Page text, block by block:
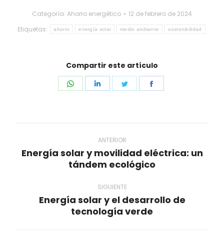
Categoría: Ahorro energético
12 de febrero de 2024
Etiquetas:
ahorro energía solar medio ambiente sostenibilidad
Compartir este artículo
Share
Share
Share
publicaciones
ANTERIOR
Publicación
anterior:
Energía solar y movilidad eléctrica: un
tándem ecológico
SIGUIENTE
Publicación
siguiente:
Energía solar y el desarrollo de
tecnología verde